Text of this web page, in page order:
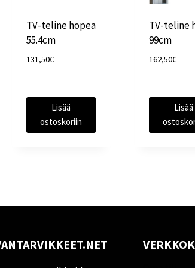
TV-teline hopea
55.4cm
131,50€
Lisää
ostoskoriin
TV-teline
99cm
162,50€
Lisää